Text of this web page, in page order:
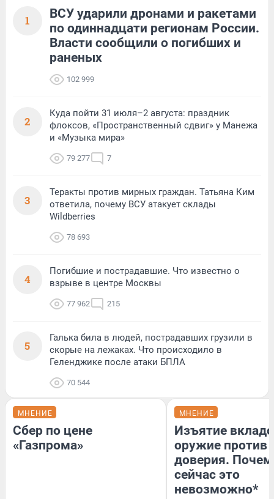
1
ВСУ ударили дронами и ракетами
по одиннадцати регионам России.
Власти сообщили о погибших и
раненых
102 999
2
Куда пойти 31 июля–2 августа: праздник
флоксов, «Пространственный сдвиг» у Манежа
и «Музыка мира»
79 277 7
3
Теракты против мирных граждан. Татьяна Ким
ответила, почему ВСУ атакует склады
Wildberries
78 693
4
Погибшие и пострадавшие. Что известно о
взрыве в центре Москвы
77 962 215
5
Галька била в людей, пострадавших грузили в
скорые на лежаках. Что происходило в
Геленджике после атаки БПЛА
70 544
МНЕНИЕ
Сбер по цене
«Газпрома»
МНЕНИЕ
Изъятие
оружие против
доверия.
сейчас это
невозможно*